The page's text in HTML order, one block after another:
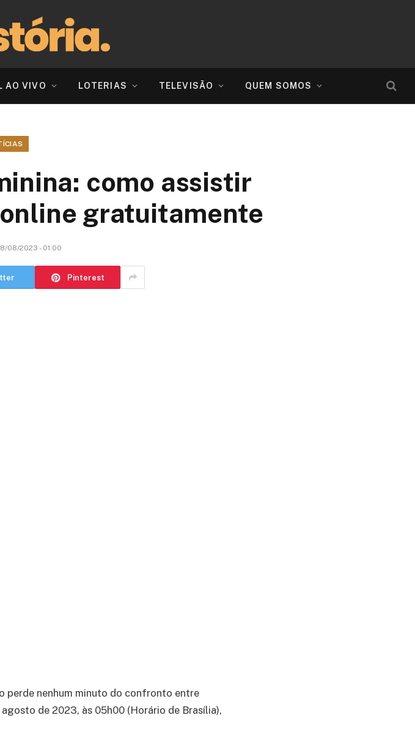
AO VIVO LOTERIAS TELEVISÃO QUEM SOMOS
como assistir
gratuitamente
08/2023 - 01:00
Pinterest
perde nenhum minuto do confronto entre
de 2023, às 05h00 (Horário de Brasília),